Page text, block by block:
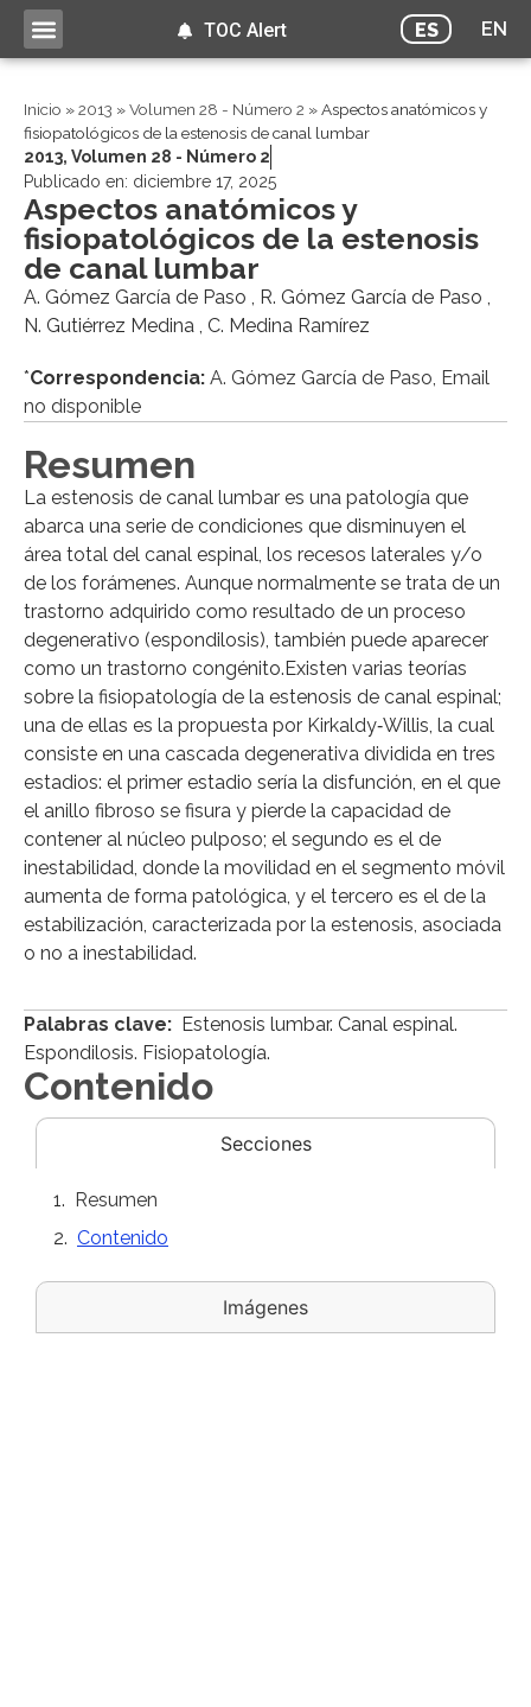
ES EN
TOC Alert
Inicio »2013 »Volumen 28 - Número 2 »Aspectos anatómicos y
fisiopatológicos de la estenosis de canal lumbar
2013, Volumen 28 - Número 2
Publicado en: diciembre 17, 2025
Aspectos anatómicos y
fisiopatológicos de la estenosis
de canal lumbar
A. Gómez García de Paso , R. Gómez García de Paso ,
N. Gutiérrez Medina , C. Medina Ramírez
*Correspondencia: A. Gómez García de Paso, Email
no disponible
Resumen
La estenosis de canal lumbar es una patología que
abarca una serie de condiciones que disminuyen el
área total del canal espinal, los recesos laterales y/o
de los forámenes. Aunque normalmente se trata de un
trastorno adquirido como resultado de un proceso
degenerativo (espondilosis), también puede aparecer
como un trastorno congénito.Existen varias teorías
sobre la fisiopatología de la estenosis de canal espinal;
una de ellas es la propuesta por Kirkaldy‑Willis, la cual
consiste en una cascada degenerativa dividida en tres
estadios: el primer estadio sería la disfunción, en el que
el anillo fibroso se fisura y pierde la capacidad de
contener al núcleo pulposo; el segundo es el de
inestabilidad, donde la movilidad en el segmento móvil
aumenta de forma patológica, y el tercero es el de la
estabilización, caracterizada por la estenosis, asociada
o no a inestabilidad.
Palabras clave: Estenosis lumbar. Canal espinal.
Espondilosis. Fisiopatología.
Contenido
Secciones
Imágenes
Resumen
Contenido